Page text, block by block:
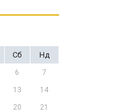
Сб Нд
6 7
13 14
20 21